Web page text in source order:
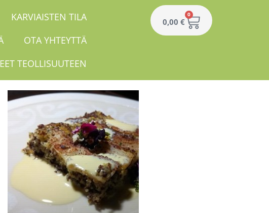
KARVIAISTEN TILA
OTA YHTEYTTÄ
TEOLLISUUTEEN
0,00 €
0